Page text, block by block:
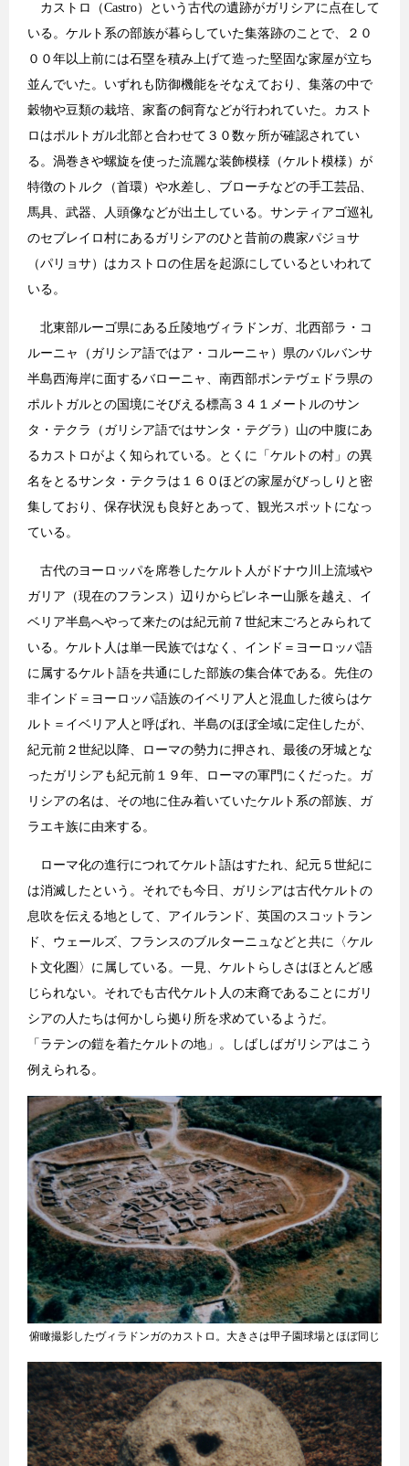
カストロ（Castro）という古代の遺跡がガリシアに点在して
いる。ケルト系の部族が暮らしていた集落跡のことで、２０
００年以上前には石塁を積み上げて造った堅固な家屋が立ち
並んでいた。いずれも防御機能をそなえており、集落の中で
穀物や豆類の栽培、家畜の飼育などが行われていた。カスト
ロはポルトガル北部と合わせて３０数ヶ所が確認されてい
る。渦巻きや螺旋を使った流麗な装飾模様（ケルト模様）が
特徴のトルク（首環）や水差し、ブローチなどの手工芸品、
馬具、武器、人頭像などが出土している。サンティアゴ巡礼
のセブレイロ村にあるガリシアのひと昔前の農家パジョサ
（パリョサ）はカストロの住居を起源にしているといわれて
いる。
北東部ルーゴ県にある丘陵地ヴィラドンガ、北西部ラ・コ
ルーニャ（ガリシア語ではア・コルーニャ）県のバルバンサ
半島西海岸に面するバローニャ、南西部ポンテヴェドラ県の
ポルトガルとの国境にそびえる標高３４１メートルのサン
タ・テクラ（ガリシア語ではサンタ・テグラ）山の中腹にあ
るカストロがよく知られている。とくに「ケルトの村」の異
名をとるサンタ・テクラは１６０ほどの家屋がびっしりと密
集しており、保存状況も良好とあって、観光スポットになっ
ている。
古代のヨーロッパを席巻したケルト人がドナウ川上流域や
ガリア（現在のフランス）辺りからピレネー山脈を越え、イ
ベリア半島へやって来たのは紀元前７世紀末ごろとみられて
いる。ケルト人は単一民族ではなく、インド＝ヨーロッパ語
に属するケルト語を共通にした部族の集合体である。先住の
非インド＝ヨーロッパ語族のイベリア人と混血した彼らはケ
ルト＝イベリア人と呼ばれ、半島のほぼ全域に定住したが、
紀元前２世紀以降、ローマの勢力に押され、最後の牙城とな
ったガリシアも紀元前１９年、ローマの軍門にくだった。ガ
リシアの名は、その地に住み着いていたケルト系の部族、ガ
ラエキ族に由来する。
ローマ化の進行につれてケルト語はすたれ、紀元５世紀に
は消滅したという。それでも今日、ガリシアは古代ケルトの
息吹を伝える地として、アイルランド、英国のスコットラン
ド、ウェールズ、フランスのブルターニュなどと共に〈ケル
ト文化圏〉に属している。一見、ケルトらしさはほとんど感
じられない。それでも古代ケルト人の末裔であることにガリ
シアの人たちは何かしら拠り所を求めているようだ。
「ラテンの鎧を着たケルトの地」。しばしばガリシアはこう
例えられる。
俯瞰撮影したヴィラドンガのカストロ。大きさは甲子園球場とほぼ同じ